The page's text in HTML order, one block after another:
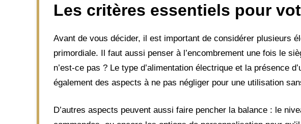
Les critères essentiels pour
Avant de vous décider, il est important de considérer plusieurs
primordiale. Il faut aussi penser à l’encombrement une fois le
n’est-ce pas ? Le type d’alimentation électrique et la présence
également des aspects à ne pas négliger pour une utilisation
D’autres aspects peuvent aussi faire pencher la balance : le